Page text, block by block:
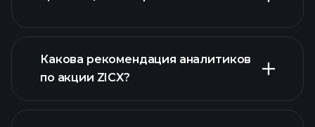
Какова рекомендация аналитиков
по акции ZICX?